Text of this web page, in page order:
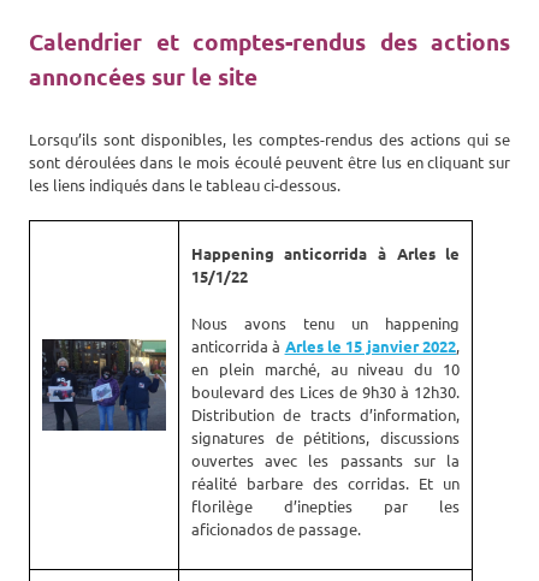
Calendrier et comptes-rendus des actions
annoncées sur le site
Lorsqu’ils sont disponibles, les comptes-rendus des actions qui se
sont déroulées dans le mois écoulé peuvent être lus en cliquant sur
les liens indiqués dans le tableau ci-dessous.
Happening anticorrida à Arles le
15/1/22
Nous avons tenu un happening
anticorrida à Arles le 15 janvier 2022,
en plein marché, au niveau du 10
boulevard des Lices de 9h30 à 12h30.
Distribution de tracts d’information,
signatures de pétitions, discussions
ouvertes avec les passants sur la
réalité barbare des corridas. Et un
florilège d’inepties par les
aficionados de passage.